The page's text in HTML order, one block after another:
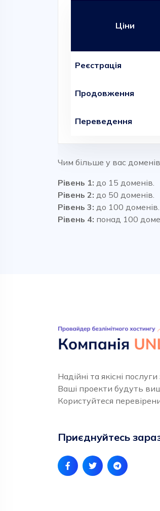
Ціни
Реєстрація
Продовження
Переведення
Чим більше у вас
Рівень 1: до 15 доменів.
Рівень 2: до 50 доменів.
Рівень 3: до 100 доменів.
Рівень 4: понад 100
Надійні та якісні
Ваші проекти будуть
Користуйтеся
Приєднуйтесь